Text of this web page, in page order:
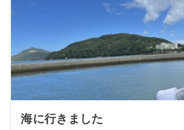
海に行きました